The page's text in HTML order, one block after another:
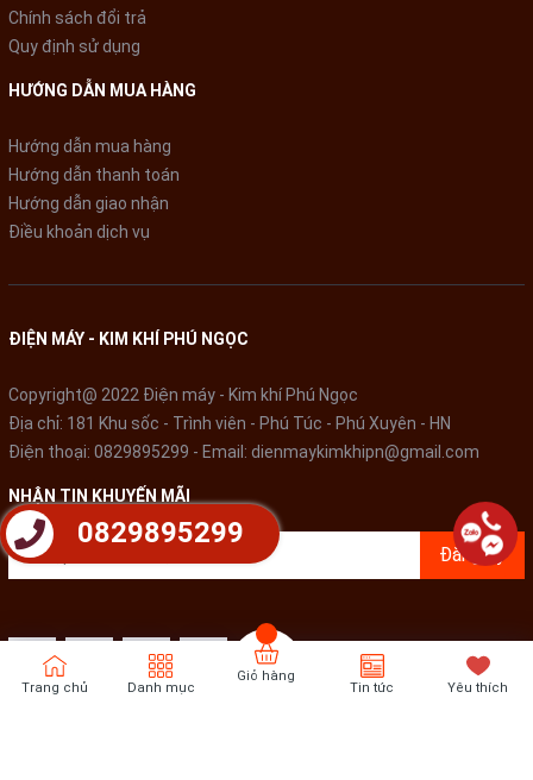
CỐI INOX 304 CAO CẤP AN TOÀN SỨC KHỎE
bằng chất liệu inox 304 cao cấp, chịu lực, chịu nhiệt tốt, an
rơi vỡ tối đa.
Chính sách đổi trả
Quy định sử dụng
HƯỚNG DẪN MUA HÀNG
Hướng dẫn mua hàng
Hướng dẫn thanh toán
Hướng dẫn giao nhận
Điều khoản dịch vụ
ĐIỆN MÁY - KIM KHÍ PHÚ NGỌC
Copyright@ 2022 Điện máy - Kim khí Phú Ngọc
Địa chỉ: 181 Khu sốc - Trình viên - Phú Túc - Phú Xuyên - HN
Điện thoại: 0829895299 - Email: dienmaykimkhipn@gmail.com
NHẬN TIN KHUYẾN MÃI
Đăng ký
Trang chủ Danh mục
Giỏ hàng
Tin tức Yêu thích
0829895299